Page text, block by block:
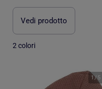
Vedi prodotto
2 colori
1/5